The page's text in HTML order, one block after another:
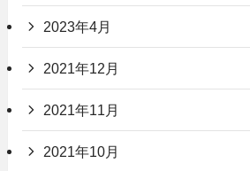
2023年4月
2021年12月
2021年11月
2021年10月